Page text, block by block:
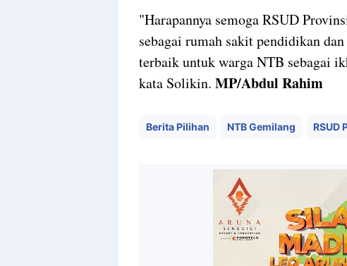
"Harapannya semoga RSUD
sebagai rumah sakit pendidikan
terbaik untuk warga NTB sebagai
kata Solikin. MP/Abdul Rahim
Berita Pilihan NTB Gemilang RSUD